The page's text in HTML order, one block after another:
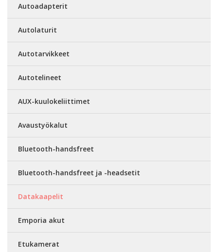
Autoadapterit
Autolaturit
Autotarvikkeet
Autotelineet
AUX-kuulokeliittimet
Avaustyökalut
Bluetooth-handsfreet
Bluetooth-handsfreet ja -headsetit
Datakaapelit
Emporia akut
Etukamerat